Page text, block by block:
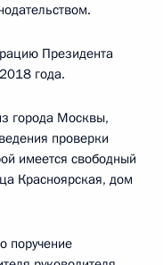
Президента
года.
города Москвы,
проверки
имеется свободный
Красноярская, дом
поручение